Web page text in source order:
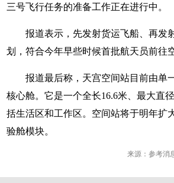
三号飞行任务的准备工作正在进行中。
报道表示，先发射货运飞船、再发
划，符合今年早些时候首批航天员前往
报道最后称，天宫空间站目前由单
核心舱。它是一个全长16.6米、最大直
括生活区和工作区。空间站将于明年扩
验舱模块。
来源：参考